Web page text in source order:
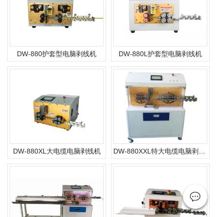
DW-880护套型电脑剥线机 DW-880L护套型电脑剥线机
DW-880XL大电缆电脑剥线机